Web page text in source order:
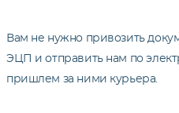
Вам не нужно привозить
ЭЦП и отправить нам по
пришлем за ними курьера.